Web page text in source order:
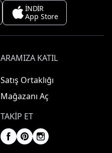
İNDİR
App Store
ARAMIZA KATIL
Satış Ortaklığı
Mağazanı Aç
TAKIP ET